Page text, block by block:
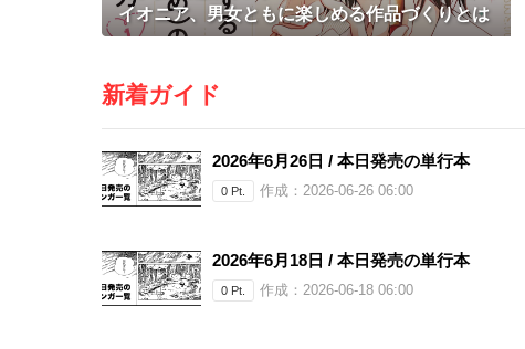
イオニア、男女ともに楽しめる作品づくりとは
新着ガイド
2026年6月26日 / 本日発売の単行本
0 Pt. 作成：2026-06-26 06:00
2026年6月18日 / 本日発売の単行本
0 Pt. 作成：2026-06-18 06:00